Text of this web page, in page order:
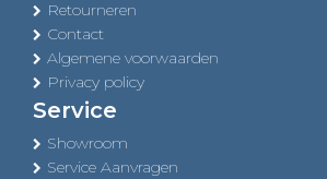
Retourneren
Contact
Algemene voorwaarden
Privacy policy
Service
Showroom
Service Aanvragen